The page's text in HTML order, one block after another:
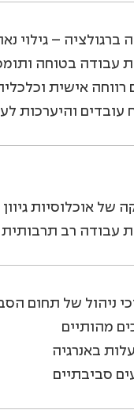
ברגולציה – גילוי
עבודה בטוחה
רווחה אישית
עובדים והיערכות
של אוכלוסיות גיוון
עבודה רב תרבותית
ניהול של תחום
מהותיים
באנרגיה
סביבתיים